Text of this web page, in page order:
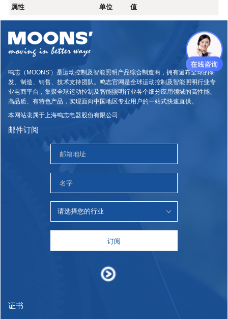
属性 单位 值
鸣志（MOONS'）是运动控制及智能照明产品综合制造商，拥有遍布全球的研
发、制造、销售、技术支持团队。鸣志官网是全球运动控制及智能照明行业专
业电商平台，集聚全球运动控制及智能照明行业各个细分应用领域的高性能、
高品质、有特色产品，实现面向中国地区专业用户的一站式快速直供。
本网站隶属于上海鸣志电器股份有限公司
邮件订阅
订阅
证书